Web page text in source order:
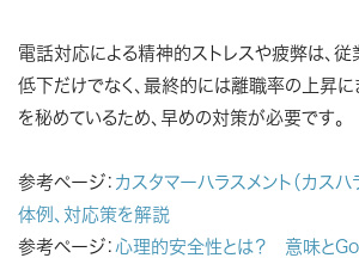
電話対応による精神的ストレスや疲弊は、従
低下だけでなく、最終的には離職率の上昇
を秘めているため、早めの対策が必要です。
参考ページ： カスタマーハラスメント（カス
体例、対応策を解説
参考ページ： 心理的安全性とは？ 意味と